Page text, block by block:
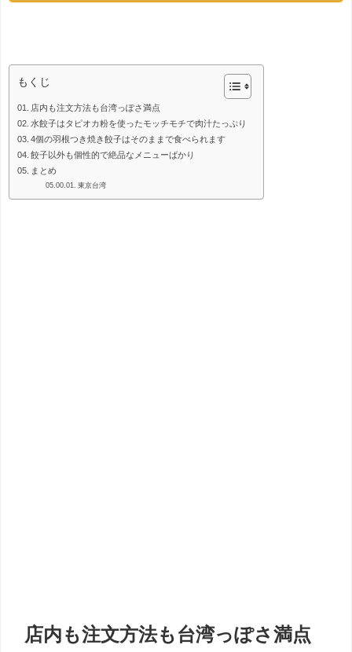
もくじ
店内も注文方法も台湾っぽさ満点
水餃子はタピオカ粉を使ったモッチモチで肉汁たっぷり
4個の羽根つき焼き餃子はそのままで食べられます
餃子以外も個性的で絶品なメニューばかり
まとめ
東京台湾
店内も注文方法も台湾っぽさ満点